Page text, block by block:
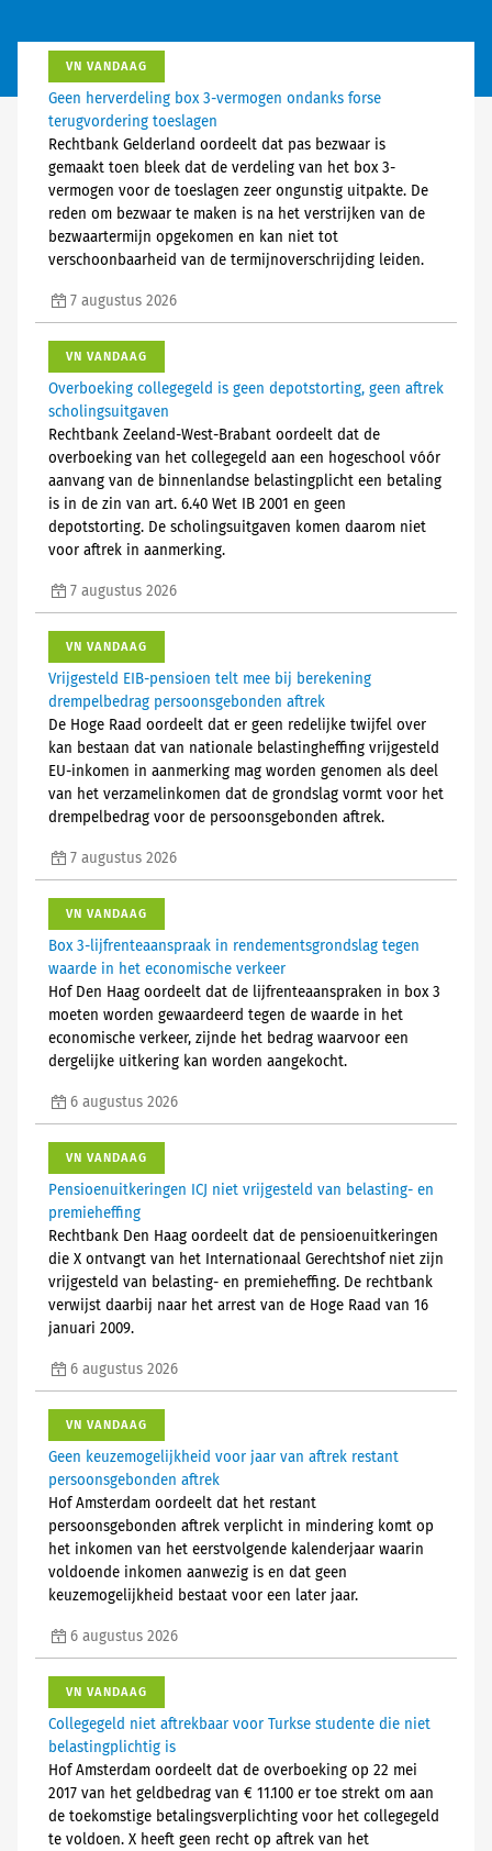
VN VANDAAG
Geen herverdeling box 3-vermogen ondanks forse
terugvordering toeslagen
Rechtbank Gelderland oordeelt dat pas bezwaar is
gemaakt toen bleek dat de verdeling van het box 3-
vermogen voor de toeslagen zeer ongunstig uitpakte. De
reden om bezwaar te maken is na het verstrijken van de
bezwaartermijn opgekomen en kan niet tot
verschoonbaarheid van de termijnoverschrijding leiden.
7 augustus 2026
VN VANDAAG
Overboeking collegegeld is geen depotstorting, geen aftrek
scholingsuitgaven
Rechtbank Zeeland-West-Brabant oordeelt dat de
overboeking van het collegegeld aan een hogeschool vóór
aanvang van de binnenlandse belastingplicht een betaling
is in de zin van art. 6.40 Wet IB 2001 en geen
depotstorting. De scholingsuitgaven komen daarom niet
voor aftrek in aanmerking.
7 augustus 2026
VN VANDAAG
Vrijgesteld EIB-pensioen telt mee bij berekening
drempelbedrag persoonsgebonden aftrek
De Hoge Raad oordeelt dat er geen redelijke twijfel over
kan bestaan dat van nationale belastingheffing vrijgesteld
EU-inkomen in aanmerking mag worden genomen als deel
van het verzamelinkomen dat de grondslag vormt voor het
drempelbedrag voor de persoonsgebonden aftrek.
7 augustus 2026
VN VANDAAG
Box 3-lijfrenteaanspraak in rendementsgrondslag tegen
waarde in het economische verkeer
Hof Den Haag oordeelt dat de lijfrenteaanspraken in box 3
moeten worden gewaardeerd tegen de waarde in het
economische verkeer, zijnde het bedrag waarvoor een
dergelijke uitkering kan worden aangekocht.
6 augustus 2026
VN VANDAAG
Pensioenuitkeringen ICJ niet vrijgesteld van belasting- en
premieheffing
Rechtbank Den Haag oordeelt dat de pensioenuitkeringen
die X ontvangt van het Internationaal Gerechtshof niet zijn
vrijgesteld van belasting- en premieheffing. De rechtbank
verwijst daarbij naar het arrest van de Hoge Raad van 16
januari 2009.
6 augustus 2026
VN VANDAAG
Geen keuzemogelijkheid voor jaar van aftrek restant
persoonsgebonden aftrek
Hof Amsterdam oordeelt dat het restant
persoonsgebonden aftrek verplicht in mindering komt op
het inkomen van het eerstvolgende kalenderjaar waarin
voldoende inkomen aanwezig is en dat geen
keuzemogelijkheid bestaat voor een later jaar.
6 augustus 2026
VN VANDAAG
Collegegeld niet aftrekbaar voor Turkse studente die niet
belastingplichtig is
Hof Amsterdam oordeelt dat de overboeking op 22 mei
2017 van het geldbedrag van € 11.100 er toe strekt om aan
de toekomstige betalingsverplichting voor het collegegeld
te voldoen. X heeft geen recht op aftrek van het